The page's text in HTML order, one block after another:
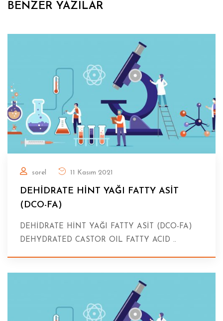
BENZER YAZILAR
sorel 11 Kasım 2021
DEHİDRATE HİNT YAĞI FATTY ASİT
(DCO-FA)
DEHİDRATE HİNT YAĞI FATTY ASİT (DCO-FA)
DEHYDRATED CASTOR OIL FATTY ACID ..